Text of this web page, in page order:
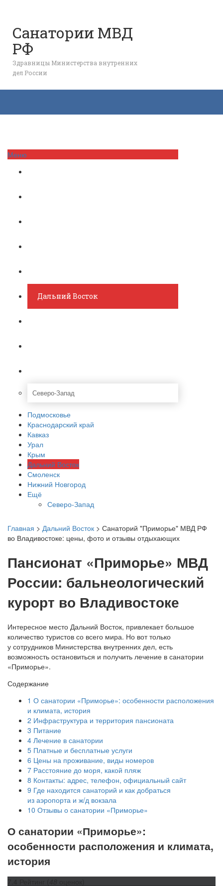
✈️ Дешевые авиабилеты
📰 Новости
Санатории МВД
РФ
Здравницы Министерства внутренних
дел России
Меню
Дальний Восток
Северо-Запад
Подмосковье
Краснодарский край
Кавказ
Урал
Крым
Дальний Восток
Смоленск
Нижний Новгород
Ещё
Северо-Запад
Главная > Дальний Восток > Санаторий "Приморье" МВД РФ
во Владивостоке: цены, фото и отзывы отдыхающих
Пансионат «Приморье» МВД
России: бальнеологический
курорт во Владивостоке
Интересное место Дальний Восток, привлекает большое
количество туристов со всего мира. Но вот только
у сотрудников Министерства внутренних дел, есть
возможность остановиться и получить лечение в санатории
«Приморье».
Содержание
1 О санатории «Приморье»: особенности расположения
и климата, история
2 Инфраструктура и территория пансионата
3 Питание
4 Лечение в санатории
5 Платные и бесплатные услуги
6 Цены на проживание, виды номеров
7 Расстояние до моря, какой пляж
8 Контакты: адрес, телефон, официальный сайт
9 Где находится санаторий и как добраться
из аэропорта и ж/д вокзала
10 Отзывы о санатории «Приморье»
О санатории «Приморье»:
особенности расположения и климата,
история